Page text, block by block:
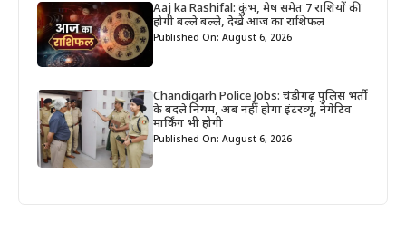
Aaj ka Rashifal: कुंभ, मेष समेत 7 राशियों की
होगी बल्ले बल्ले, देखें आज का राशिफल
Published On: August 6, 2026
Chandigarh Police Jobs: चंडीगढ़ पुलिस भर्ती
के बदले नियम, अब नहीं होगा इंटरव्यू, नेगेटिव
मार्किंग भी होगी
Published On: August 6, 2026